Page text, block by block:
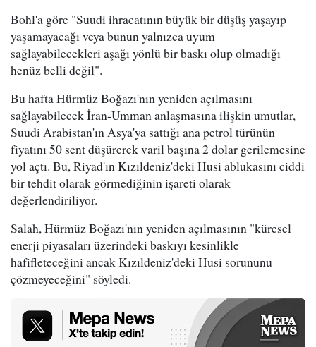
Bohl'a göre "Suudi ihracatının büyük bir düşüş yaşayıp
yaşamayacağı veya bunun yalnızca uyum
sağlayabilecekleri aşağı yönlü bir baskı olup olmadığı
henüz belli değil".
Bu hafta Hürmüz Boğazı'nın yeniden açılmasını
sağlayabilecek İran-Umman anlaşmasına ilişkin umutlar,
Suudi Arabistan'ın Asya'ya sattığı ana petrol türünün
fiyatını 50 sent düşürerek varil başına 2 dolar gerilemesine
yol açtı. Bu, Riyad'ın Kızıldeniz'deki Husi ablukasını ciddi
bir tehdit olarak görmediğinin işareti olarak
değerlendiriliyor.
Salah, Hürmüz Boğazı'nın yeniden açılmasının "küresel
enerji piyasaları üzerindeki baskıyı kesinlikle
hafifleteceğini ancak Kızıldeniz'deki Husi sorununu
çözmeyeceğini" söyledi.